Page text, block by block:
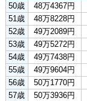
50歳
48万4367円
51歳
48万8228円
52歳
49万2089円
53歳
49万5272円
54歳
49万7438円
55歳
49万9604円
56歳
50万1770円
57歳
50万3936円